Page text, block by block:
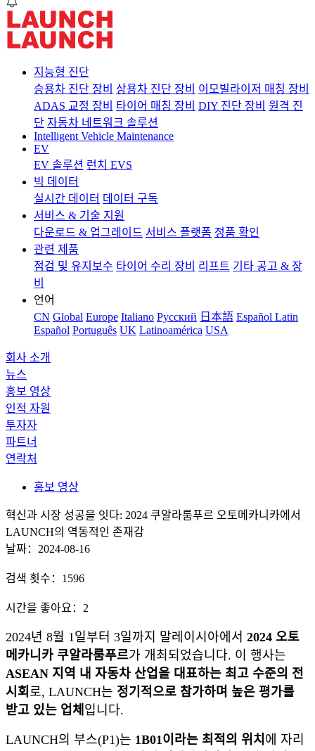
지능형 진단
승용차 진단 장비
상용차 진단 장비
이모빌라이저 매칭 장비
ADAS 교정 장비
타이어 매칭 장비 DIY 진단 장비 원격 진
단 자동차 네트워크 솔루션
Intelligent Vehicle Maintenance
EV
EV 솔루션 런치 EVS
빅 데이터
실시간 데이터 데이터 구독
서비스 & 기술 지원
다운로드 & 업그레이드 서비스 플랫폼 정품 확인
관련 제품
점검 및 유지보수 타이어 수리 장비 리프트 기타 공고 & 장
비
언어
CN Global Europe Italiano Pусский 日本語 Español Latin
Español Português UK Latinoamérica USA
회사 소개
뉴스
홍보 영상
인적 자원
투자자
파트너
연락처
홍보 영상
혁신과 시장 성공을 잇다: 2024 쿠알라룸푸르 오토메카니카에서
LAUNCH의 역동적인 존재감
날짜：2024-08-16
검색 횟수：1596
시간을 좋아요：2
2024년 8월 1일부터 3일까지 말레이시아에서 2024 오토
메카니카 쿠알라룸푸르가 개최되었습니다. 이 행사는
ASEAN 지역 내 자동차 산업을 대표하는 최고 수준의 전
시회 로, LAUNCH는 정기적으로 참가하며 높은 평가를
받고 있는 업체 입니다.
LAUNCH의 부스(P1)는 1B01이라는 최적의 위치 에 자리